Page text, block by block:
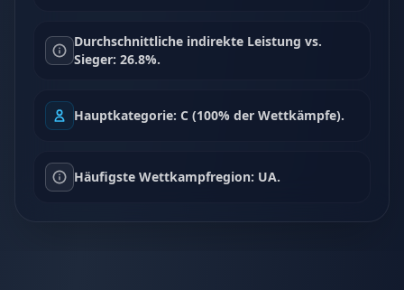
Durchschnittliche indirekte Leistung vs.
Sieger: 26.8%.
Hauptkategorie: C (100% der Wettkämpfe).
Häufigste Wettkampfregion: UA.